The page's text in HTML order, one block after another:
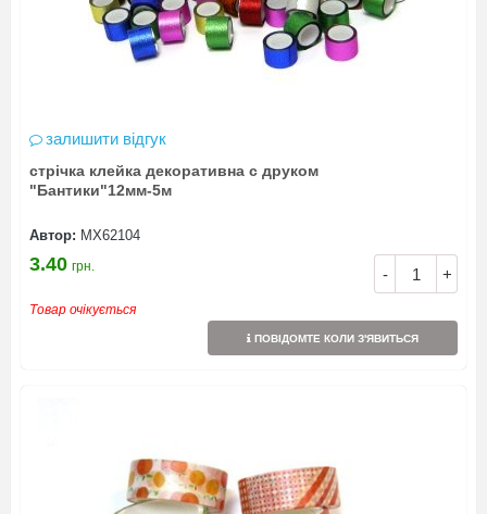
залишити відгук
стрічка клейка декоративна с друком
"Бантики"12мм-5м
Автор: МХ62104
- +
3.40 грн.
Товар очікується
ПОВІДОМТЕ КОЛИ З'ЯВИТЬСЯ